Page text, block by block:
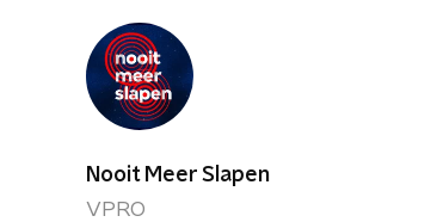
Nooit Meer Slapen
VPRO